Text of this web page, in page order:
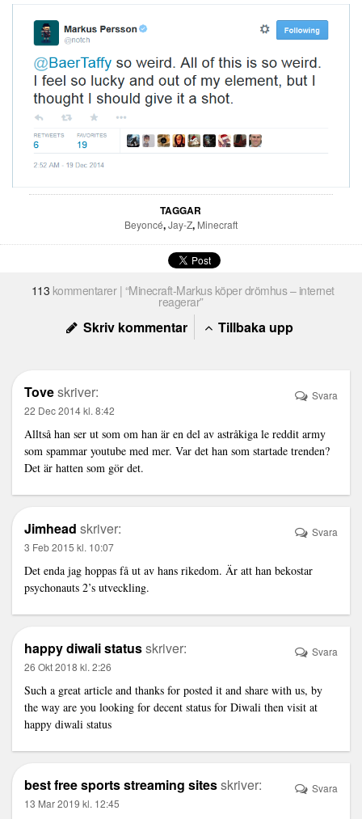
TAGGAR
Beyoncé,Jay-Z, Minecraft
113 kommentarer | “Minecraft-Markus köper drömhus – internet
reagerar”
Skriv kommentar Tillbaka upp
Toveskriver:
22 Dec 2014 kl. 8:42
Alltså han ser ut som om han är en del av astråkiga le reddit army
som spammar youtube med mer. Var det han som startade trenden?
Det är hatten som gör det.
Svara
Jimhead skriver:
3 Feb 2015 kl. 10:07
Det enda jag hoppas få ut av hans rikedom. Är att han bekostar
psychonauts 2’s utveckling.
Svara
happy diwali statusskriver:
26 Okt 2018 kl. 2:26
Such a great article and thanks for posted it and share with us, by
the way are you looking for decent status for Diwali then visit at
happy diwali status
Svara
best free sports streaming sitesskriver:
13 Mar 2019 kl. 12:45
Svara